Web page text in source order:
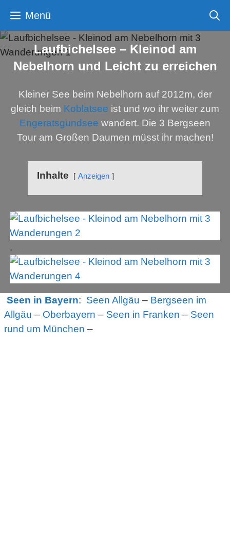
Inhalt
springen
Menü
Laufbichelsee – Kleinod am
Nebelhorn und Leicht zu erreichen
Kleiner See beim Nebelhorn auf 2012m, der
gleich beim Koblatsee ist und wo ihr weiter zum
Engeratsgundsee wandert. Die 3 Bergseen
Tour am Großen Daumen müsst ihr machen!
Inhalte Anzeigen
.
Seen in Bayern: Seen Allgäu – Bergseen im
Allgäu – Oberbayern – Seen in Franken – Seen
rund um München –